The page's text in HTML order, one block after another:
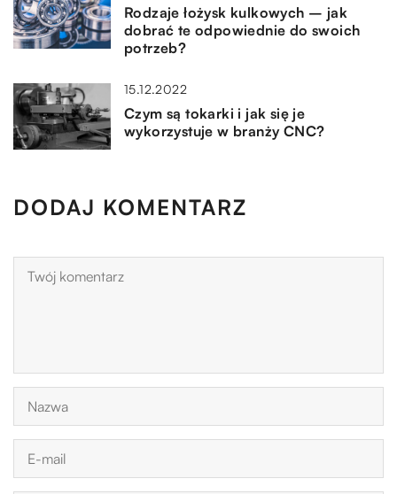
Rodzaje łożysk kulkowych – jak
dobrać te odpowiednie do swoich
potrzeb?
15.12.2022
Czym są tokarki i jak się je
wykorzystuje w branży CNC?
DODAJ KOMENTARZ